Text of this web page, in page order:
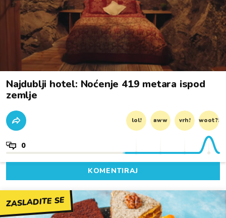
Najdublji hotel: Noćenje 419 metara ispod
zemlje
lol! aww vrh! woot?!
0
KOMENTIRAJ
ZASLADITE SE